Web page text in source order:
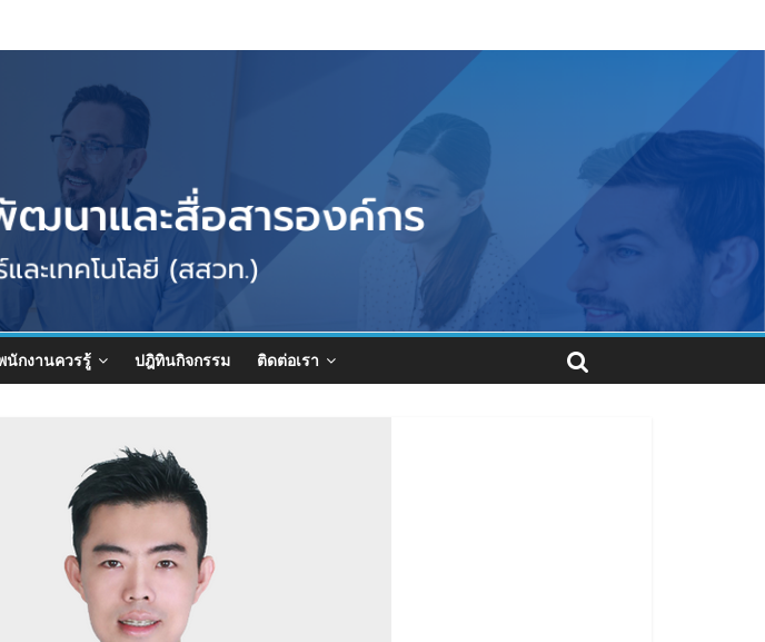
นักงานควรรู้ ปฎิทินกิจกรรม ติดต่อเรา